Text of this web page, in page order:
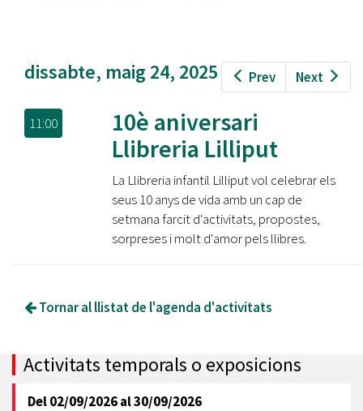
Prev Next
dissabte, maig 24, 2025
11:00
10è aniversari
Llibreria Lilliput
La Llibreria infantil Lilliput vol celebrar els
seus 10 anys de vida amb un cap de
setmana farcit d'activitats, propostes,
sorpreses i molt d'amor pels llibres.
Tornar al llistat de l'agenda d'activitats
Activitats temporals o exposicions
Del02/09/2026al30/09/2026